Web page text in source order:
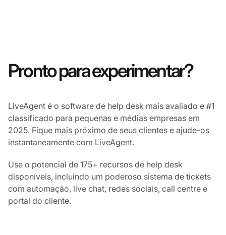
Pronto para experimentar?
LiveAgent é o software de help desk mais avaliado e #1
classificado para pequenas e médias empresas em
2025. Fique mais próximo de seus clientes e ajude-os
instantaneamente com LiveAgent.
Use o potencial de 175+ recursos de help desk
disponíveis, incluindo um poderoso sistema de tickets
com automação, live chat, redes sociais, call centre e
portal do cliente.